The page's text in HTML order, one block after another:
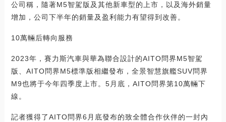
公司稱，隨著M5智駕版及其他新車型的上市，以及海外銷量
增加，公司下半年的銷量及盈利能力有望得到改善。
10萬輛后轉向服務
2023年，賽力斯汽車與華為聯合設計的AITO問界M5智駕
版、AITO問界M5標準版相繼發布，全景智慧旗艦SUV問界
M9也將于今年四季度上市。5月底，AITO問界第10萬輛下
線。
記者獲得了AITO問界6月底發布的致全體合作伙伴的一封內